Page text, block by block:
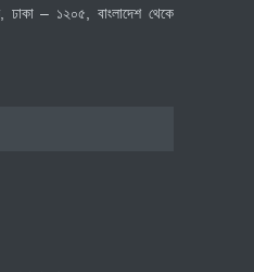
ঢাকা – ১২০৫, বাংলাদেশ থেকে